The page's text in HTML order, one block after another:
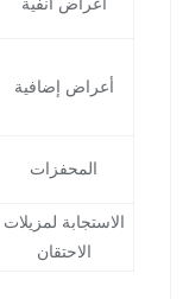
أعراض إضافية
المحفزات
الاستجابة لمزيلات
الاحتقان